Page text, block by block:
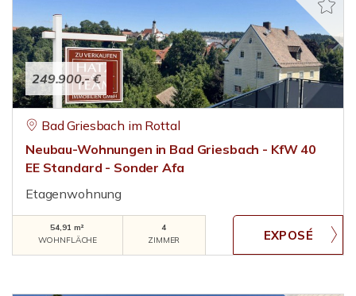
249.900,- €
Bad Griesbach im Rottal
Neubau-Wohnungen in Bad Griesbach - KfW 40
EE Standard - Sonder Afa
Etagenwohnung
54,91 m²
WOHNFLÄCHE
4
ZIMMER